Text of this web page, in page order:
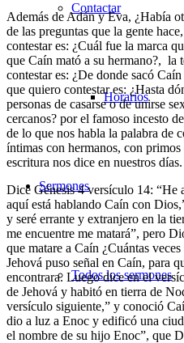
Contactar
Horarios
Sermones
Todos los sermones
Además de Adán y Eva, ¿Había
de las preguntas que la gente
contestar es: ¿Cuál fue la marca
que Caín mató a su hermano?, la
contestar es: ¿De donde sacó
que quiero contestar es: ¿Hasta
personas de casarse o de unirse
cercanos? por el famoso incesto
de lo que nos habla la palabra de
íntimas con hermanos, con
escritura nos dice en nuestros días.
Dice Génesis 4 versículo 14: “He
aquí está hablando Caín con
y seré errante y extranjero en la
me encuentre me matará”, pero
que matare a Caín ¿Cuántas
Jehová puso señal en Caín, para
encontrara. Luego dice en el
de Jehová y habitó en tierra de
versículo siguiente,” y conoció
dio a luz a Enoc y edificó una
el nombre de su hijo Enoc”, que